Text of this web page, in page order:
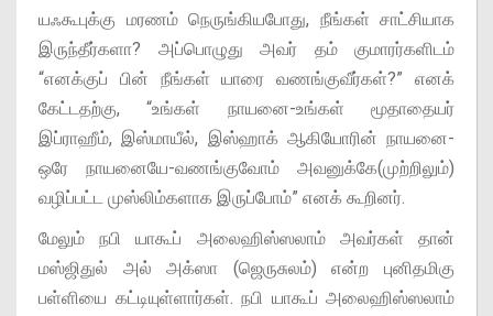
யஃகூபுக்கு மரணம் நெருங்கியபோது, நீங்கள் சாட்சியாக
இருந்தீர்களா? அப்பொழுது அவர் தம் குமாரர்களிடம்
“எனக்குப் பின் நீங்கள் யாரை வணங்குவீர்கள்?” எனக்
கேட்டதற்கு, “உங்கள் நாயனை-உங்கள் மூதாதையர்
இப்ராஹீம், இஸ்மாயீல், இஸ்ஹாக் ஆகியோரின் நாயனை-
ஒரே நாயனையே-வணங்குவோம் அவனுக்கே(முற்றிலும்)
வழிப்பட்ட முஸ்லிம்களாக இருப்போம்” எனக் கூறினர்.
மேலும் நபி யாகூப் அலைஹிஸ்ஸலாம் அவர்கள் தான்
மஸ்ஜிதுல் அல் அக்ஸா (ஜெருசுலம்) என்ற புனிதமிகு
பள்ளியை கட்டியுள்ளார்கள். நபி யாகூப் அலைஹிஸ்ஸலாம்